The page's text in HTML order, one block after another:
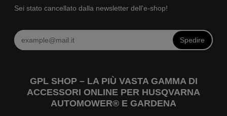
Sei stato cancellato dalla newsletter dell'e-shop!
Spedire
GPL SHOP – LA PIÙ VASTA GAMMA DI
ACCESSORI ONLINE PER HUSQVARNA
AUTOMOWER® E GARDENA